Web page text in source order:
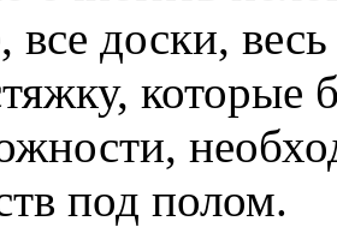
все доски,
которые
под полом.